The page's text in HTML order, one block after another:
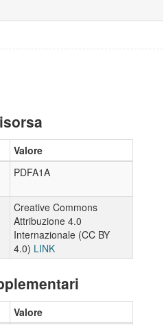
Valore
PDFA1A
Creative Commons
Attribuzione 4.0
Internazionale (CC BY
4.0) LINK
Valore